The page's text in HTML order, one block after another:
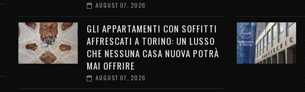
AUGUST 07, 2026
GLI APPARTAMENTI CON SOFFITTI
AFFRESCATI A TORINO: UN LUSSO
CHE NESSUNA CASA NUOVA POTRÀ
MAI OFFRIRE
AUGUST 07, 2026